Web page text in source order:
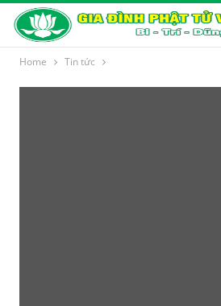
Home Tin tức